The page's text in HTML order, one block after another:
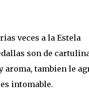
veces a la Estela
son de
aroma, tambien le
intomable.